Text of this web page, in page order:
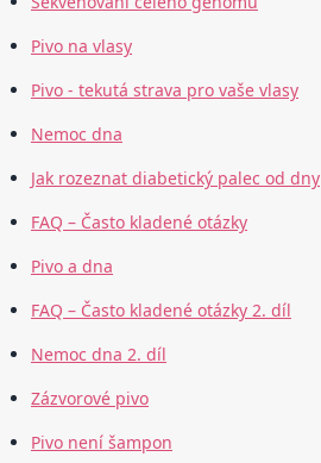
Pivo na vlasy
Pivo - tekutá strava pro vaše vlasy
Nemoc dna
Jak rozeznat diabetický palec od dny
FAQ – Často kladené otázky
Pivo a dna
FAQ – Často kladené otázky 2. díl
Nemoc dna 2. díl
Zázvorové pivo
Pivo není šampon